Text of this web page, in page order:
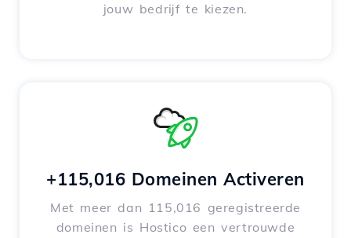
jouw bedrijf te kiezen.
+115,016 Domeinen Activeren
Met meer dan 115,016 geregistreerde
domeinen is Hostico een vertrouwde